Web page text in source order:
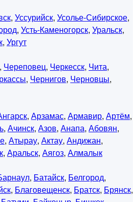
, Уссурийск, Усолье-Сибирское,
, Усть-Каменогорск, Уральск,
, Ургут
, Череповец, Черкесск, Чита,
, Чернигов, Черновцы,
, Арзамас, Армавир, Артём,
, Ачинск, Азов, Анапа, Абовян,
, Атырау, Актау, Андижан,
, Аральск, Аягоз, Алмалык
, Батайск, Белгород,
, Благовещенск, Братск, Брянск,